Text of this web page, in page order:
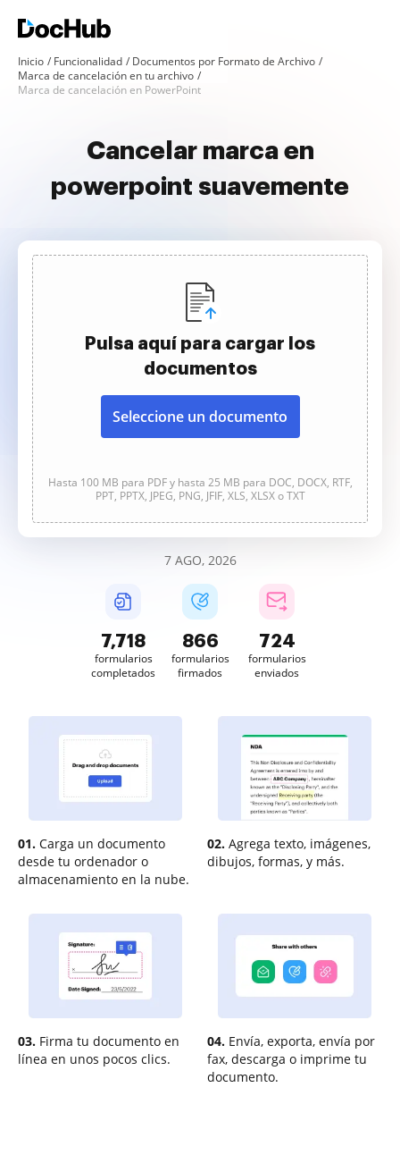
Inicio Funcionalidad
Documentos por Formato de Archivo
Marca de cancelación en tu archivo
Marca de cancelación en PowerPoint
Cancelar marca en
powerpoint suavemente
Pulsa aquí para cargar los
documentos
Seleccione un documento
Hasta 100 MB para PDF y hasta 25 MB para DOC, DOCX, RTF,
PPT, PPTX, JPEG, PNG, JFIF, XLS, XLSX o TXT
7 AGO, 2026
7,718
formularios
completados
866
formularios
firmados
724
formularios
enviados
01. Carga un documento
desde tu ordenador o
almacenamiento en la nube.
02. Agrega texto, imágenes,
dibujos, formas, y más.
03. Firma tu documento en
línea en unos pocos clics.
04. Envía, exporta, envía por
fax, descarga o imprime tu
documento.